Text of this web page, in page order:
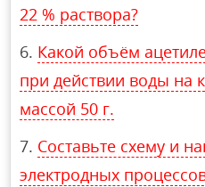
22 % раствора?
Какой объём
при действии воды на
массой 50 г.
Составьте схему и
электродных